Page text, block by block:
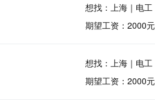
想找：上海｜电工
期望工资：2000
想找：上海｜电工
期望工资：2000